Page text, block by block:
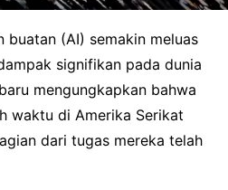
buatan (AI) semakin meluas
signifikan pada dunia
mengungkapkan bahwa
waktu di Amerika Serikat
dari tugas mereka telah